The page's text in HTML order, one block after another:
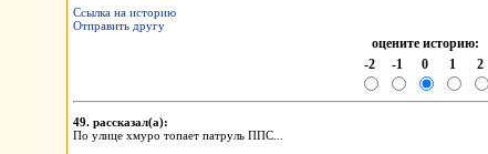
Ссылка на историю
Отправить другу
оцените историю:
-2
-1 0 1 2
49. рассказал(а):
По улице хмуро топает патруль ППС...